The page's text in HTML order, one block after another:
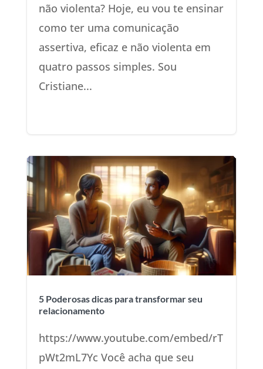
não violenta? Hoje, eu vou te ensinar
como ter uma comunicação
assertiva, eficaz e não violenta em
quatro passos simples. Sou
Cristiane...
5 Poderosas dicas para transformar seu
relacionamento
https://www.youtube.com/embed/rT
pWt2mL7Yc Você acha que seu